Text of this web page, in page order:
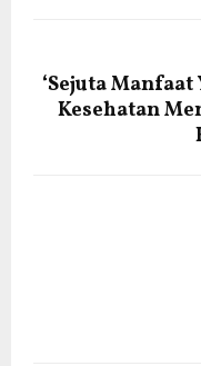
‘Sejuta
Kesehatan